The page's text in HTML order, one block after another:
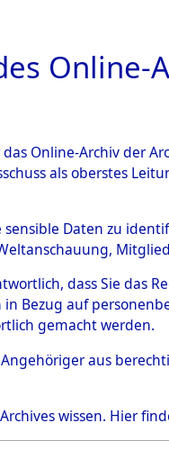
Online-
Online-Archiv der
als oberstes
sensible Daten zu
dass Sie
Bezug auf
gemacht werden.
Angehöriger aus
wissen. Hier